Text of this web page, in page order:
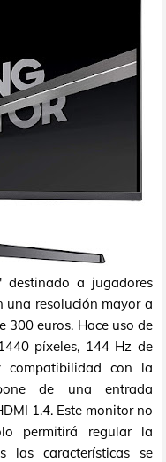
destinado a jugadores
una resolución mayor a
300 euros. Hace uso de
píxeles, 144 Hz de
compatibilidad con la
de una entrada
1.4. Este monitor no
permitirá regular la
las características se